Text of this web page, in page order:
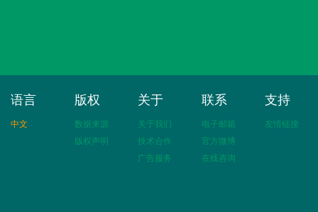
语言
中文
版权
数据来源
版权声明
关于
关于我们
技术合作
广告服务
联系
电子邮箱
官方微博
在线咨询
支持
友情链接